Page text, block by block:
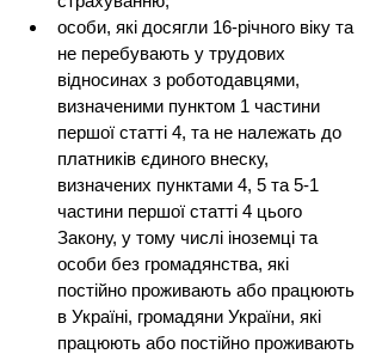
особи, які досягли 16-річного віку та
не перебувають у трудових
відносинах з роботодавцями,
визначеними пунктом 1 частини
першої статті 4, та не належать до
платників єдиного внеску,
визначених пунктами 4, 5 та 5-1
частини першої статті 4 цього
Закону, у тому числі іноземці та
особи без громадянства, які
постійно проживають або працюють
в Україні, громадяни України, які
працюють або постійно проживають